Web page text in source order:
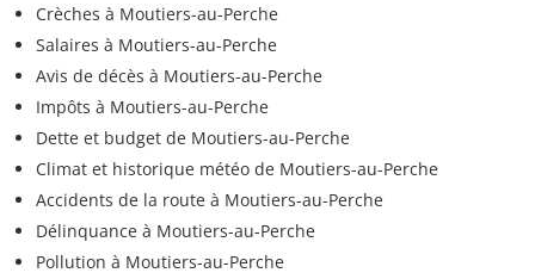
Crèches à Moutiers-au-Perche
Salaires à Moutiers-au-Perche
Avis de décès à Moutiers-au-Perche
Impôts à Moutiers-au-Perche
Dette et budget de Moutiers-au-Perche
Climat et historique météo de Moutiers-au-Perche
Accidents de la route à Moutiers-au-Perche
Délinquance à Moutiers-au-Perche
Pollution à Moutiers-au-Perche